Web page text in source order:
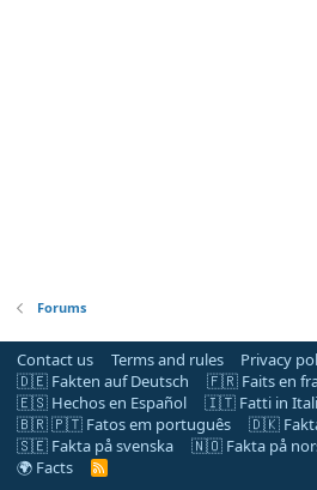
Forums
Contact us Terms and rules Privacy
🇩🇪 Fakten auf Deutsch
🇫🇷 Faits en
🇪🇸 Hechos en Español
🇮🇹 Fatti in
🇧🇷 🇵🇹 Fatos em português
🇩🇰
🇸🇪 Fakta på svenska
🇳🇴 Fakta på
🌍 Facts
R